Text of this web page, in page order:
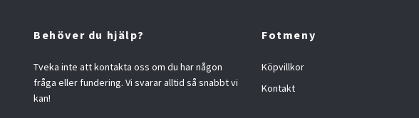
Behöver du hjälp?
Tveka inte att kontakta oss om du har någon
fråga eller fundering. Vi svarar alltid så snabbt vi
kan!
Fotmeny
Köpvillkor
Kontakt